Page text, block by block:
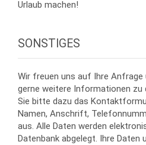
Urlaub machen!
SONSTIGES
Wir freuen uns auf Ihre Anfrage
gerne weitere Informationen zu
Sie bitte dazu das
Namen, Anschrift,
aus. Alle Daten werden
Datenbank abgelegt. Ihre Daten